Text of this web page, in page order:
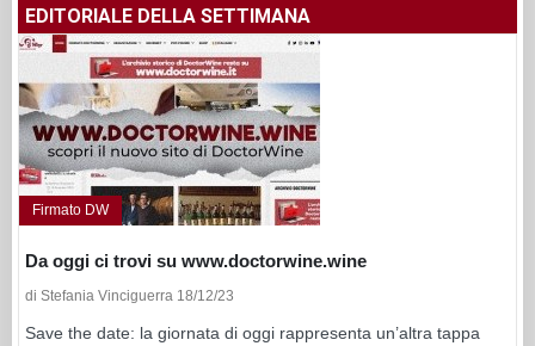
EDITORIALE DELLA SETTIMANA
Firmato DW
Da oggi ci trovi su www.doctorwine.wine
di Stefania Vinciguerra 18/12/23
Save the date: la giornata di oggi rappresenta un’altra tappa